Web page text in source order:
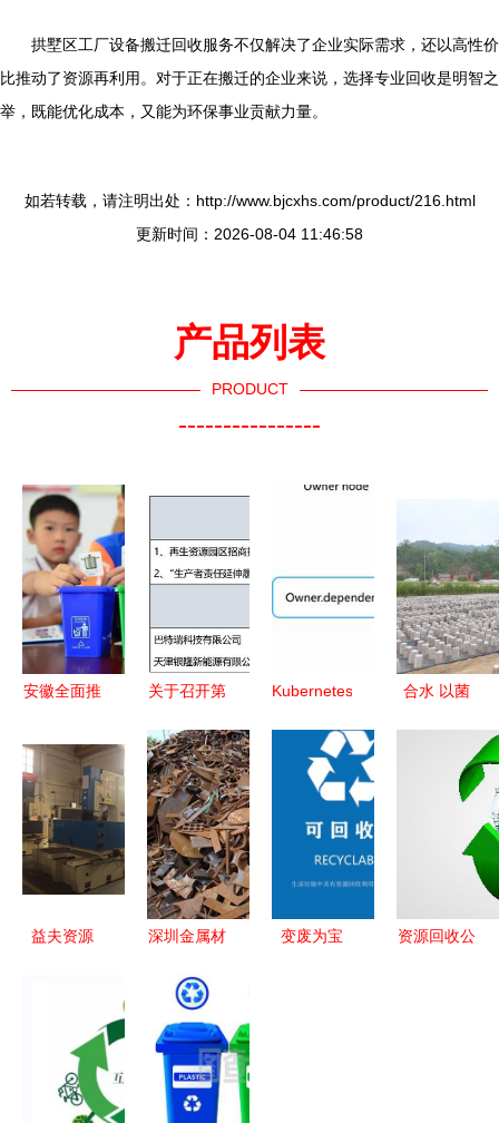
拱墅区工厂设备搬迁回收服务不仅解决了企业实际需求，还以高性价
比推动了资源再利用。对于正在搬迁的企业来说，选择专业回收是明智之
举，既能优化成本，又能为环保事业贡献力量。
如若转载，请注明出处：http://www.bjcxhs.com/product/216.html
更新时间：2026-08-04 11:46:58
产品列表
PRODUCT
----------------
安徽全面推
新规，助力
绿色转型再
提速
关于召开第
生资源回收
产业大会的
通知
Kubernetes
资源回收控
制器深度解
析
合水 以菌
赋能——食
用菌产业为
乡村振兴注
入绿色活力
益夫资源
库存安全防
护
深圳金属材
建循环经济
的关键环节
变废为宝
资源回收公